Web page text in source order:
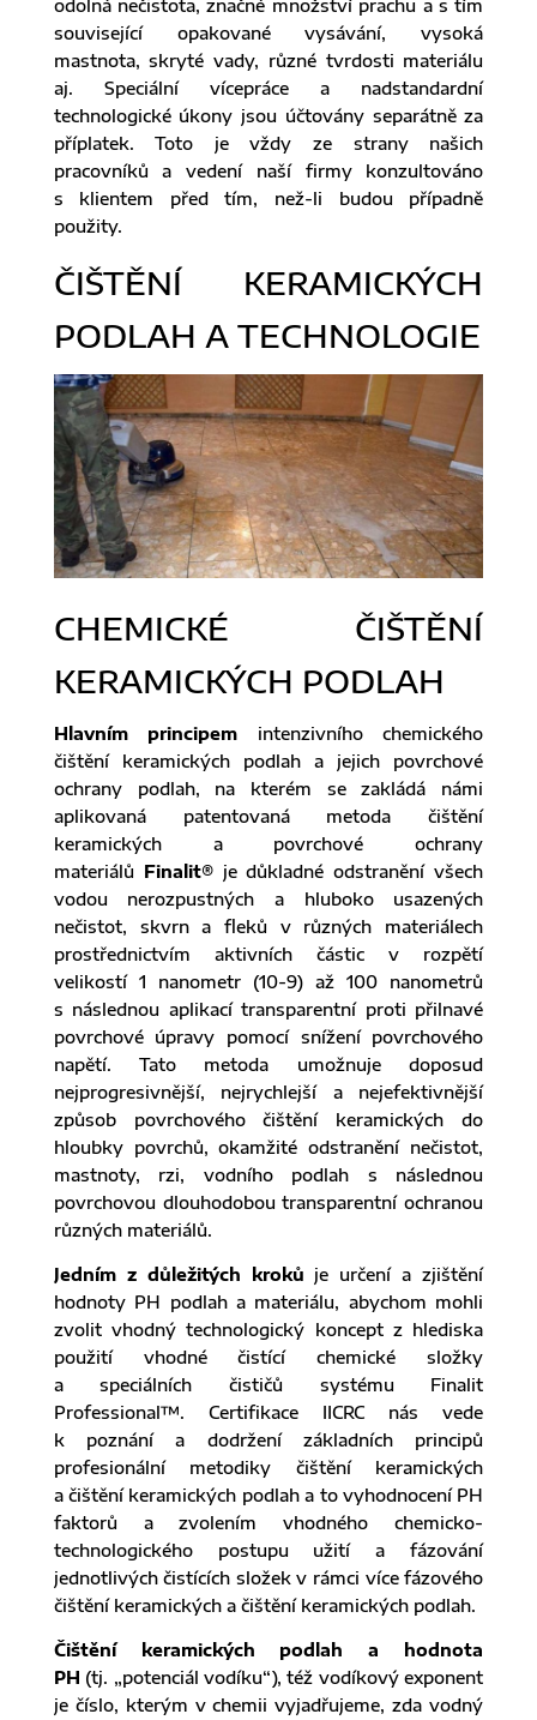
odolná nečistota, značné množství prachu a s tím
související opakované vysávání, vysoká
mastnota, skryté vady, různé tvrdosti materiálu
aj. Speciální vícepráce a nadstandardní
technologické úkony jsou účtovány separátně za
příplatek. Toto je vždy ze strany našich
pracovníků a vedení naší firmy konzultováno
s klientem před tím, než-li budou případně
použity.
ČIŠTĚNÍ KERAMICKÝCH
PODLAH A TECHNOLOGIE
CHEMICKÉ ČIŠTĚNÍ
KERAMICKÝCH PODLAH
Hlavním principem intenzivního chemického
čištění keramických podlah a jejich povrchové
ochrany podlah, na kterém se zakládá námi
aplikovaná patentovaná metoda čištění
keramických a povrchové ochrany
materiálů Finalit®je důkladné odstranění všech
vodou nerozpustných a hluboko usazených
nečistot, skvrn a fleků v různých materiálech
prostřednictvím aktivních částic v rozpětí
velikostí 1 nanometr (10-9) až 100 nanometrů
s následnou aplikací transparentní proti přilnavé
povrchové úpravy pomocí snížení povrchového
napětí. Tato metoda umožnuje doposud
nejprogresivnější, nejrychlejší a nejefektivnější
způsob povrchového čištění keramických do
hloubky povrchů, okamžité odstranění nečistot,
mastnoty, rzi, vodního podlah s následnou
povrchovou dlouhodobou transparentní ochranou
různých materiálů.
Jedním z důležitých kroků je určení a zjištění
hodnoty PH podlah a materiálu, abychom mohli
zvolit vhodný technologický koncept z hlediska
použití vhodné čistící chemické složky
a speciálních čističů systému Finalit
Professional™. Certifikace IICRC nás vede
k poznání a dodržení základních principů
profesionální metodiky čištění keramických
a čištění keramických podlah a to vyhodnocení PH
faktorů a zvolením vhodného chemicko-
technologického postupu užití a fázování
jednotlivých čistících složek v rámci více fázového
čištění keramických a čištění keramických podlah.
Čištění keramických podlah a hodnota
PH (tj. „potenciál vodíku“), též vodíkový exponent
je číslo, kterým v chemii vyjadřujeme, zda vodný